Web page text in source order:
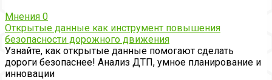
Мнения 0
Открытые данные как инструмент повышения
безопасности дорожного движения
Узнайте, как открытые данные помогают сделать
дороги безопаснее! Анализ ДТП, умное планирование и
инновации